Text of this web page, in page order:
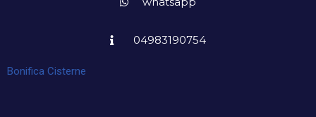
04983190754
Bonifica Cisterne